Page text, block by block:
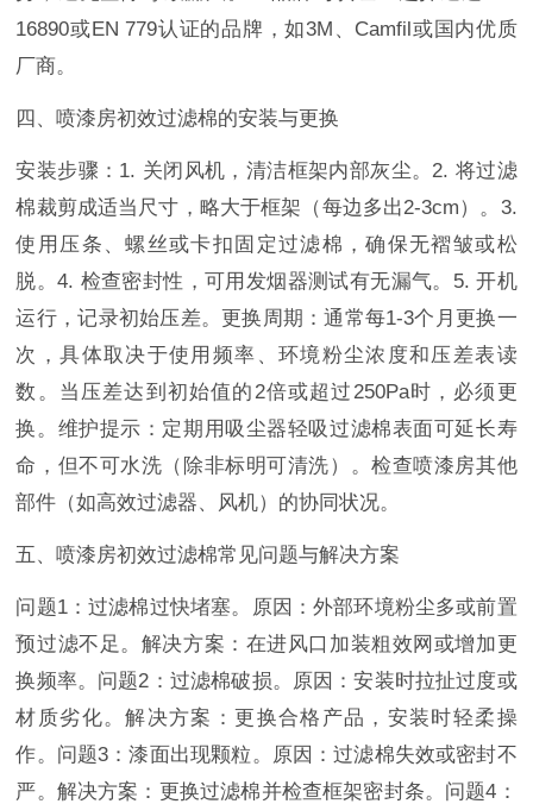
16890或EN 779认证的品牌，如3M、Camfil或国内优质
厂商。
四、喷漆房初效过滤棉的安装与更换
安装步骤：1. 关闭风机，清洁框架内部灰尘。2. 将过滤
棉裁剪成适当尺寸，略大于框架（每边多出2-3cm）。3.
使用压条、螺丝或卡扣固定过滤棉，确保无褶皱或松
脱。4. 检查密封性，可用发烟器测试有无漏气。5. 开机
运行，记录初始压差。更换周期：通常每1-3个月更换一
次，具体取决于使用频率、环境粉尘浓度和压差表读
数。当压差达到初始值的2倍或超过250Pa时，必须更
换。维护提示：定期用吸尘器轻吸过滤棉表面可延长寿
命，但不可水洗（除非标明可清洗）。检查喷漆房其他
部件（如高效过滤器、风机）的协同状况。
五、喷漆房初效过滤棉常见问题与解决方案
问题1：过滤棉过快堵塞。原因：外部环境粉尘多或前置
预过滤不足。解决方案：在进风口加装粗效网或增加更
换频率。问题2：过滤棉破损。原因：安装时拉扯过度或
材质劣化。解决方案：更换合格产品，安装时轻柔操
作。问题3：漆面出现颗粒。原因：过滤棉失效或密封不
严。解决方案：更换过滤棉并检查框架密封条。问题4：